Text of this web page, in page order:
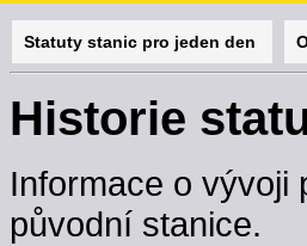
Statuty stanic pro jeden den
Historie
Informace o vývoji
původní stanice.